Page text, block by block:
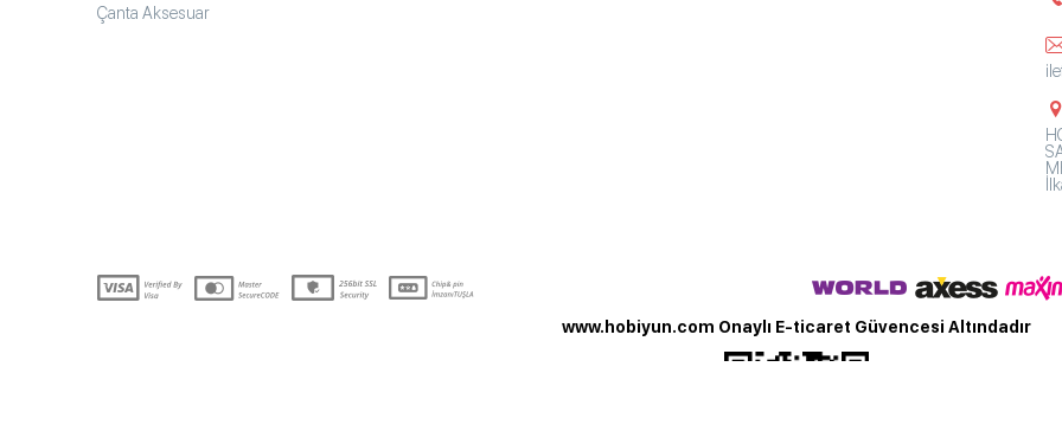
Çanta Aksesuar
www.hobiyun.com Onaylı E-ticaret Güvencesi Altındadır